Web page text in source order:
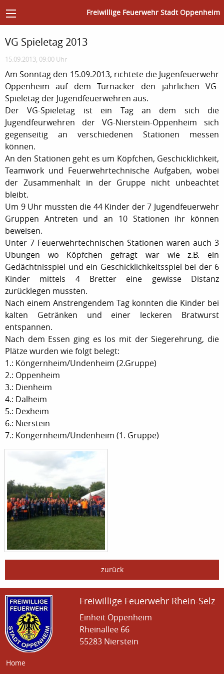
Freiwillige Feuerwehr Stadt Oppenheim
VG Spieletag 2013
15.09.2013, 09:00 Uhr
Am Sonntag den 15.09.2013, richtete die Jugenfeuerwehr
Oppenheim auf dem Turnacker den jährlichen VG-
Spieletag der Jugendfeuerwehren aus.
Der VG-Spieletag ist ein Tag an dem sich die
Jugendfeurwehren der VG-Nierstein-Oppenheim sich
gegenseitig an verschiedenen Stationen messen
können.
An den Stationen geht es um Köpfchen, Geschicklichkeit,
Teamwork und Feuerwehrtechnische Aufgaben, wobei
der Zusammenhalt in der Gruppe nicht unbeachtet
bleibt.
Um 9 Uhr mussten die 44 Kinder der 7 Jugendfeuerwehr
Gruppen Antreten und an 10 Stationen ihr können
beweisen.
Unter 7 Feuerwehrtechnischen Stationen waren auch 3
Übungen wo Köpfchen gefragt war wie z.B. ein
Gedächtnisspiel und ein Geschicklichkeitsspiel bei der 6
Kinder mittels 4 Bretter eine gewisse Distanz
zurücklegen mussten.
Nach einem Anstrengendem Tag konnten die Kinder bei
kalten Getränken und einer leckeren Bratwurst
entspannen.
Nach dem Essen ging es los mit der Siegerehrung, die
Plätze wurden wie folgt belegt:
1.: Köngernheim/Undenheim (2.Gruppe)
2.: Oppenheim
3.: Dienheim
4.: Dalheim
5.: Dexheim
6.: Nierstein
7.: Köngernheim/Undenheim (1. Gruppe)
zurück
Freiwillige Feuerwehr Rhein-Selz
Einheit Oppenheim
Rheinallee 66
55283 Nierstein
Home